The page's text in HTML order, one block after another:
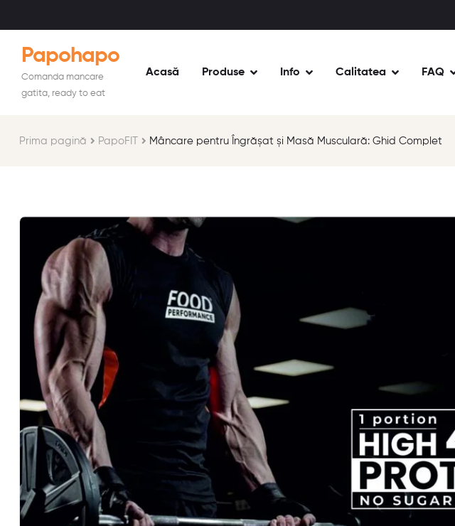
Papohapo
Comanda mancare
gatita, ready to eat
Acasă Produse Info Calitatea FAQ
Prima pagină PapoFIT Mâncare pentru Îngrășat și Masă Musculară: Ghid Complet